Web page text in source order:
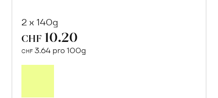
2 x 140g
CHF 10.20
CHF 3.64 pro 100g